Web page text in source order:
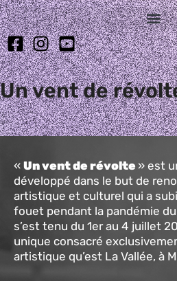
Un vent de
« Un vent de révolte » est
développé dans le but de
artistique et culturel qui a
fouet pendant la pandémie
s’est tenu du 1er au 4 juillet
unique consacré
artistique qu’est La Vallée, à